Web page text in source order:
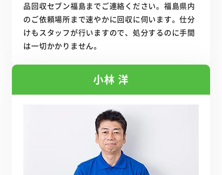
品回収セブン福島までご連絡ください。福島県内
のご依頼場所まで速やかに回収に伺います。仕分
けもスタッフが行いますので、処分するのに手間
は一切かかりません。
小林 洋